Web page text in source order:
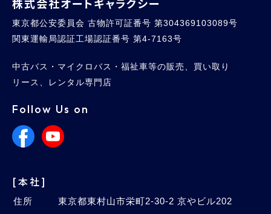
東京都公安委員会 古物許可証番号 第304369103089号
関東運輸局認証工場認証番号 第4-7163号
中古バス・マイクロバス・福祉車等の販売、買い取り
リース、レンタル専門店
Follow Us on
[本社]
住所 東京都東村山市栄町2-30-2 京やビル202